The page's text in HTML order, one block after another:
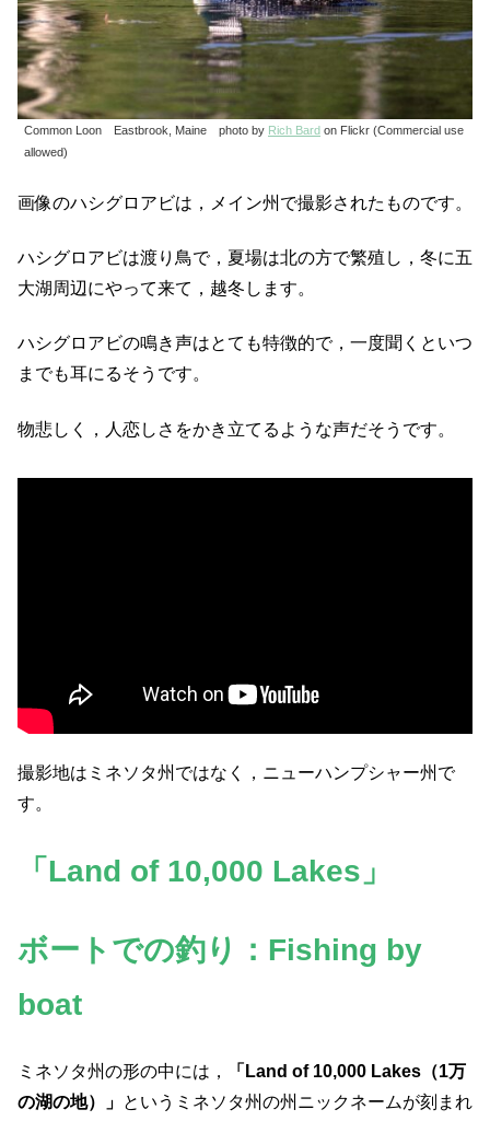
Common Loon Eastbrook, Maine photo by Rich Bard on Flickr (Commercial use
allowed)
画像のハシグロアビは，メイン州で撮影されたものです。
ハシグロアビ​は​渡り鳥​で，夏場は北の方で繁殖し，冬に五
大湖周辺にやって来て，越冬します。
ハシグロアビ​の鳴き声はとても特徴的で，一度​聞く​といつ​
まで​も​耳​に​るそうです。
物悲しく，人恋しさ​を​かき立てる​よう​な​声だそうです。
撮影地はミネソタ州ではなく，ニューハンプシャー州で
す。
「Land of 10,000 Lakes」
ボートでの釣り：Fishing by
boat
ミネソタ州の形の中には，
「Land of 10,000 Lakes（1万
の湖の地）」 というミネソタ州の州ニックネームが刻まれ